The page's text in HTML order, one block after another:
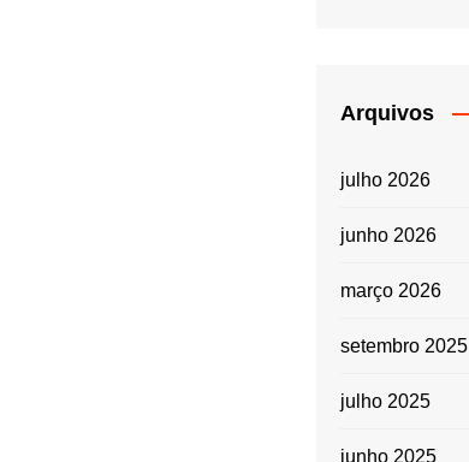
Arquivos
julho 2026
junho 2026
março 2026
setembro 2025
julho 2025
junho 2025